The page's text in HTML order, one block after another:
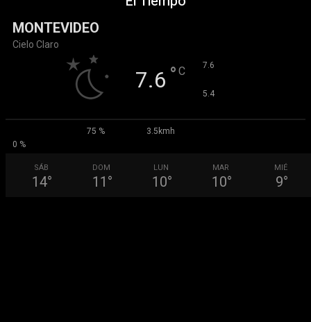
MONTEVIDEO
Cielo Claro
7.6 ° C 7.6
5.4
75 %
3.5kmh
0 %
SÁB
14°
DOM
11 °
LUN
10°
MAR
10°
MIÉ
9°